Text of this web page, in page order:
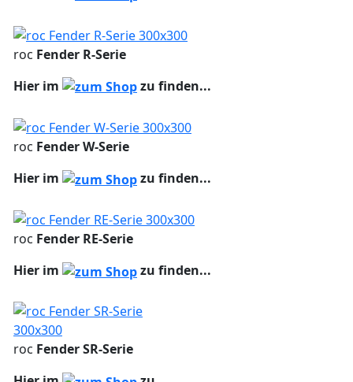
roc Fender R-Serie
Hier im
zu finden...
roc Fender W-Serie
Hier im
zu finden...
roc Fender RE-Serie
Hier im
zu finden...
roc Fender SR-Serie